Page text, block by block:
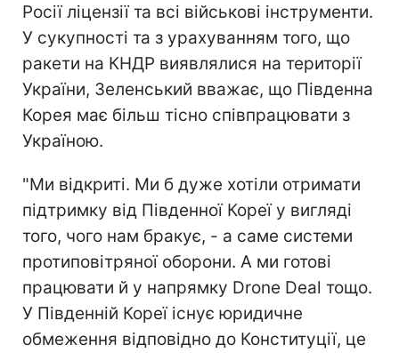
Росії ліцензії та всі військові інструменти.
У сукупності та з урахуванням того, що
ракети на КНДР виявлялися на території
України, Зеленський вважає, що Південна
Корея має більш тісно співпрацювати з
Україною.
"Ми відкриті. Ми б дуже хотіли отримати
підтримку від Південної Кореї у вигляді
того, чого нам бракує, - а саме системи
протиповітряної оборони. А ми готові
працювати й у напрямку Drone Deal тощо.
У Південній Кореї існує юридичне
обмеження відповідно до Конституції, це